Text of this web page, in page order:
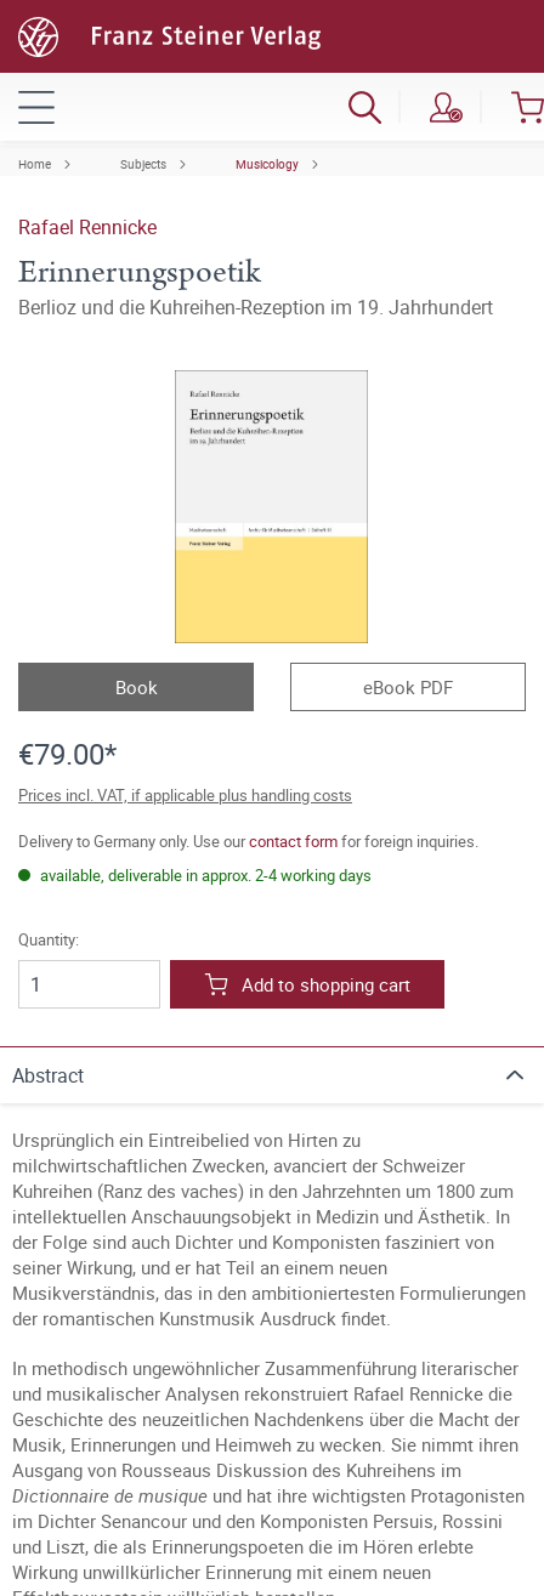
Home Subjects Musicology
Rafael Rennicke
Erinnerungspoetik
Berlioz und die Kuhreihen-Rezeption im 19. Jahrhundert
Book eBook PDF
€79.00*
Prices incl. VAT, if applicable plus handling costs
Delivery to Germany only. Use ourcontact formfor foreign inquiries.
available, deliverable in approx. 2-4 working days
Quantity:
Add to shopping cart
Abstract
Ursprünglich ein Eintreibelied von Hirten zu
milchwirtschaftlichen Zwecken, avanciert der Schweizer
Kuhreihen (Ranz des vaches) in den Jahrzehnten um 1800 zum
intellektuellen Anschauungsobjekt in Medizin und Ästhetik. In
der Folge sind auch Dichter und Komponisten fasziniert von
seiner Wirkung, und er hat Teil an einem neuen
Musikverständnis, das in den ambitioniertesten Formulierungen
der romantischen Kunstmusik Ausdruck findet.
In methodisch ungewöhnlicher Zusammenführung literarischer
und musikalischer Analysen rekonstruiert Rafael Rennicke die
Geschichte des neuzeitlichen Nachdenkens über die Macht der
Musik, Erinnerungen und Heimweh zu wecken. Sie nimmt ihren
Ausgang von Rousseaus Diskussion des Kuhreihens im
Dictionnaire de musique und hat ihre wichtigsten Protagonisten
im Dichter Senancour und den Komponisten Persuis, Rossini
und Liszt, die als Erinnerungspoeten die im Hören erlebte
Wirkung unwillkürlicher Erinnerung mit einem neuen